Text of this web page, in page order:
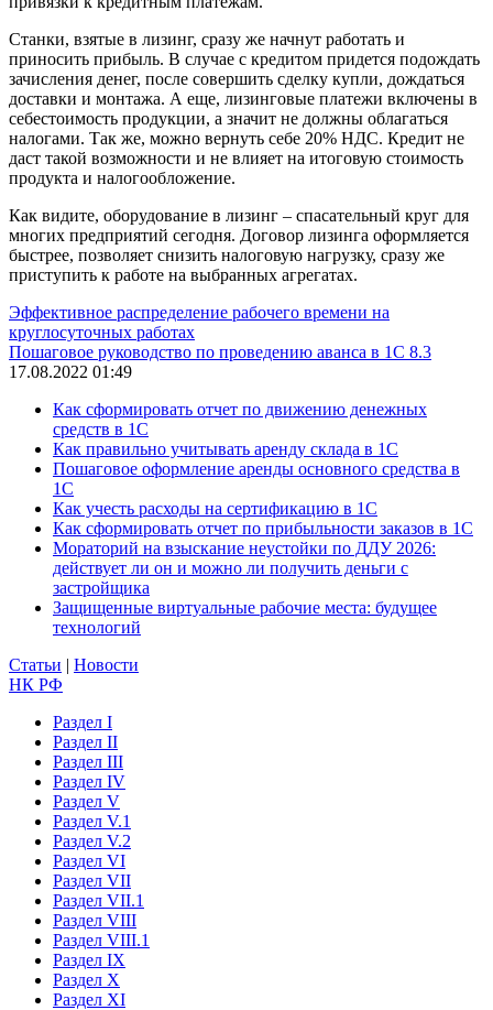
Станки, взятые в лизинг, сразу же начнут работать и
приносить прибыль. В случае с кредитом придется подождать
зачисления денег, после совершить сделку купли, дождаться
доставки и монтажа. А еще, лизинговые платежи включены в
себестоимость продукции, а значит не должны облагаться
налогами. Так же, можно вернуть себе 20% НДС. Кредит не
даст такой возможности и не влияет на итоговую стоимость
продукта и налогообложение.
Как видите, оборудование в лизинг – спасательный круг для
многих предприятий сегодня. Договор лизинга оформляется
быстрее, позволяет снизить налоговую нагрузку, сразу же
приступить к работе на выбранных агрегатах.
Эффективное распределение рабочего времени на
круглосуточных работах
Пошаговое руководство по проведению аванса в 1С 8.3
17.08.2022 01:49
Как сформировать отчет по движению денежных
средств в 1С
Как правильно учитывать аренду склада в 1С
Пошаговое оформление аренды основного средства в
1С
Как учесть расходы на сертификацию в 1С
Как сформировать отчет по прибыльности заказов в 1С
Мораторий на взыскание неустойки по ДДУ 2026:
действует ли он и можно ли получить деньги с
застройщика
Защищенные виртуальные рабочие места: будущее
технологий
Статьи | Новости
НК РФ
Раздел I
Раздел II
Раздел III
Раздел IV
Раздел V
Раздел V.1
Раздел V.2
Раздел VI
Раздел VII
Раздел VII.1
Раздел VIII
Раздел VIII.1
Раздел IX
Раздел X
Раздел XI